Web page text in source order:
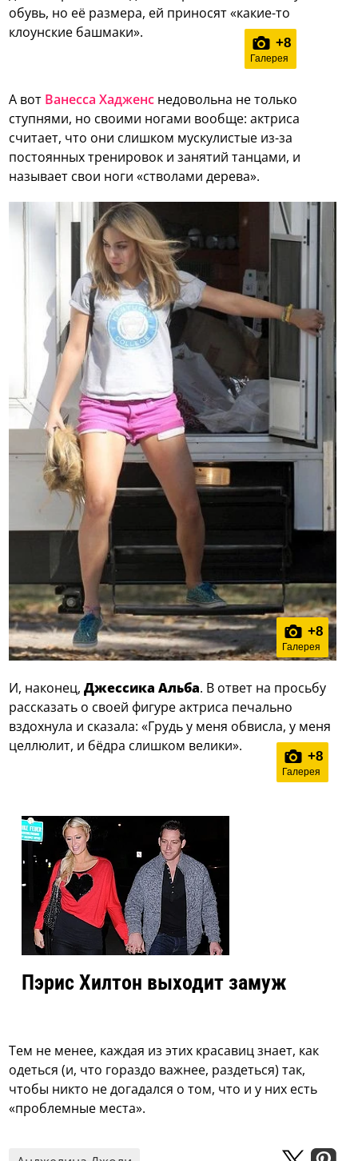
обувь, но её размера, ей приносят «какие-то
клоунские башмаки».
+8
Галерея
А вот Ванесса Хадженс недовольна не только
ступнями, но своими ногами вообще: актриса
считает, что они слишком мускулистые из-за
постоянных тренировок и занятий танцами, и
называет свои ноги «стволами дерева».
+8
Галерея
И, наконец,Джессика Альба. В ответ на просьбу
рассказать о своей фигуре актриса печально
вздохнула и сказала: «Грудь у меня обвисла, у меня
целлюлит, и бёдра слишком велики».
+8
Галерея
Пэрис Хилтон выходит замуж
Тем не менее, каждая из этих красавиц знает, как
одеться (и, что гораздо важнее, раздеться) так,
чтобы никто не догадался о том, что и у них есть
«проблемные места».